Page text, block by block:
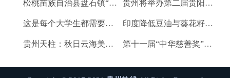
松桃苗族自治县盘石镇“三驾马车”拉出人民群众平安幸福生活 贵州将举办第二届贵阳工业博览会
这是每个大学生都需要的1个金融工具 印度降低豆油与葵花籽油进口税以平息价格
贵州天柱：秋日云海美如画 第十一届“中华慈善奖”揭晓 贵州2企业1项目1人获奖